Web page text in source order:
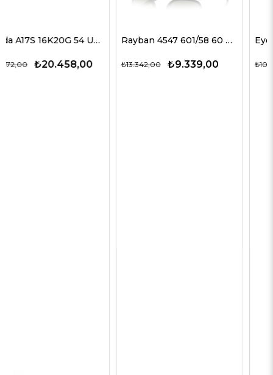
Rayban 4547 601/58 60 Erkek Güneş Gözlükleri
₺9.339,00
₺13.342,00
Eyepetizer TOMMY C4 09-23 G Erkek Güneş Gözlükleri
₺5.601,00
₺10.184,00